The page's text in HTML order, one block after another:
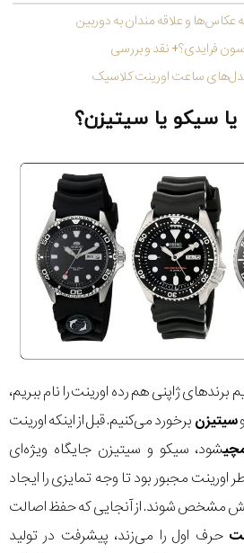
و علاقه مندان به دوربین
فرایدی؟+ نقد و بررسی
ساعت اورینت کلاسیک
سیکو یا سیتیزن؟
ژاپنی هم رده اورینت را نام ببریم،
وسیتیزن برخورد می‌کنیم. قبل از اینکه اورینت
شود، سیکو و سیتیزن جایگاه ویژه‌ای
اورینت مجبور بود تا وجه تمایزی را ایجاد
مشخص شوند. از آنجایی که حفظ اصالت
حرف اول را می‌زند، پیشرفت در تولید